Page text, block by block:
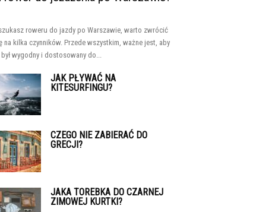
roweru do jazdy po Warszawie, warto zwrócić
na kilka czynników. Przede wszystkim, ważne jest, aby
wygodny i dostosowany do...
JAK PŁYWAĆ NA
KITESURFINGU?
CZEGO NIE ZABIERAĆ DO
GRECJI?
JAKA TOREBKA DO CZARNEJ
ZIMOWEJ KURTKI?